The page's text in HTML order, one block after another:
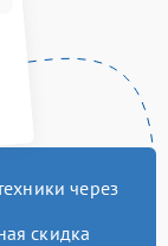
через
скидка